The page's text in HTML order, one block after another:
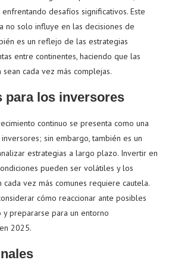
desafíos significativos. Este
no solo influye en las decisiones de
es un reflejo de las estrategias
entre continentes, haciendo que las
cada vez más complejas.
para los inversores
continuo se presenta como una
sin embargo, también es un
estrategias a largo plazo. Invertir en
pueden ser volátiles y los
cada vez más comunes requiere cautela.
cómo reaccionar ante posibles
prepararse para un entorno
2025.